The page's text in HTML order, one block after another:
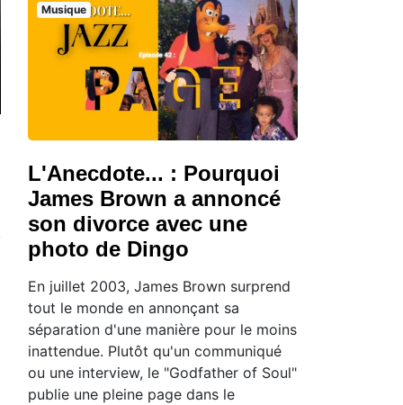
Musique
L'Anecdote... : Pourquoi
James Brown a annoncé
son divorce avec une
photo de Dingo
En juillet 2003, James Brown surprend
tout le monde en annonçant sa
séparation d'une manière pour le moins
inattendue. Plutôt qu'un communiqué
ou une interview, le "Godfather of Soul"
publie une pleine page dans le